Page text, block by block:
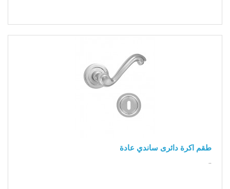
طقم اكرة دائرى ساندي عادة
..